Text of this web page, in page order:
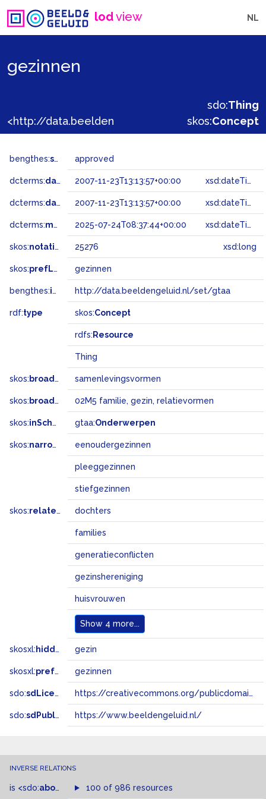
lodview NL
gezinnen
sdo:Thing
skos:Concept
bengthes:status approved
dcterms:dateAccepted 2007-11-23T13:13:57+00:00 xsd:dateTime
dcterms:dateSubmitted 2007-11-23T13:13:57+00:00 xsd:dateTime
dcterms:modified 2025-07-24T08:37:44+00:00 xsd:dateTime
skos:notation 25276 xsd:long
skos:prefLabel gezinnen
bengthes:inSet http://data.beeldengeluid.nl/set/gtaa
rdf:type skos:Concept
rdfs: Resource
Thing
skos: broader samenlevingsvormen
skos: broadMatch 02M5 familie, gezin, relatievormen
skos:inScheme gtaa:Onderwerpen
skos:narrower eenoudergezinnen
pleeggezinnen
stiefgezinnen
skos:related dochters
families
generatieconflicten
gezinshereniging
huisvrouwen
Show 4 more...
skosxl: hiddenLabel gezin
skosxl:prefLabel gezinnen
sdo:sdLicense https://creativecommons.org/publicdomain/zero/1.0/
sdo:sdPublisher https://www.beeldengeluid.nl/
INVERSE RELATIONS
is <sdo:about of 100 of 986 resources